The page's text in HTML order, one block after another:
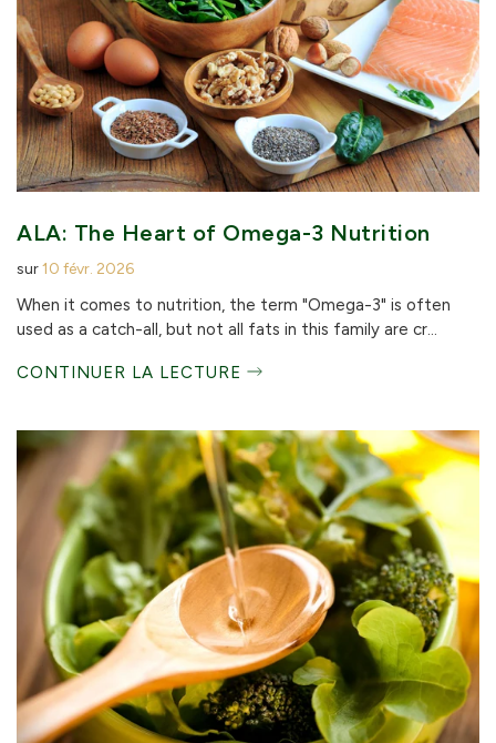
ALA: The Heart of Omega-3 Nutrition
sur10 févr. 2026
When it comes to nutrition, the term "Omega-3" is often
used as a catch-all, but not all fats in this family are cr...
CONTINUER LA LECTURE